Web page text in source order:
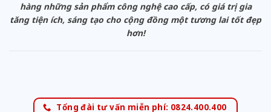
hàng những sản phẩm công nghệ cao cấp, có giá trị gia
tăng tiện ích, sáng tạo cho cộng đồng một tương lai tốt đẹp
hơn!
Tổng đài tư vấn miễn phí: 0824.400.400